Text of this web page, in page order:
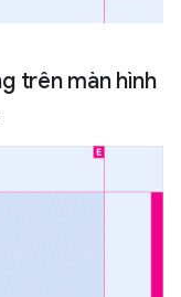
trên màn hình